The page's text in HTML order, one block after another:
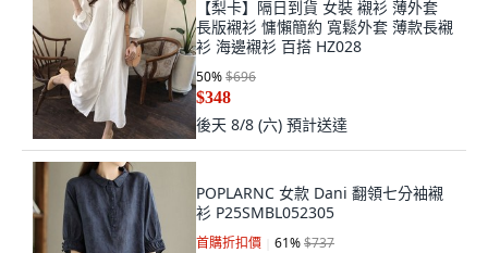
【梨卡】隔日到貨 女裝 襯衫 薄外套
長版襯衫 慵懶簡約 寬鬆外套 薄款長襯
衫 海邊襯衫 百搭 HZ028
50%$696
$348
後天 8/8 (六) 預計送達
POPLARNC 女款 Dani 翻領七分袖襯
衫 P25SMBL052305
首購折扣價 61%$737